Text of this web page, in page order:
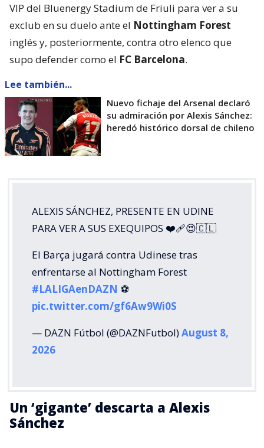
VIP del Bluenergy Stadium de Friuli para ver a su
exclub en su duelo ante el Nottingham Forest
inglés y, posteriormente, contra otro elenco que
supo defender como el FC Barcelona.
Lee también...
Nuevo fichaje del Arsenal declaró
su admiración por Alexis Sánchez:
heredó histórico dorsal de chileno
ALEXIS SÁNCHEZ, PRESENTE EN UDINE
PARA VER A SUS EXEQUIPOS ❤️‍🩹😍🇨🇱
El Barça jugará contra Udinese tras
enfrentarse al Nottingham Forest
#LALIGAenDAZN ⚽️
pic.twitter.com/gf6Aw9Wi0S
— DAZN Fútbol (@DAZNFutbol)August 8,
2026
Un ‘gigante’ descarta a Alexis
Sánchez